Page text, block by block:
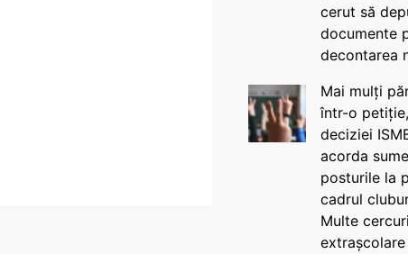
cerut să
documente
decontarea
Mai mulți
într-o
deciziei
acorda
posturile la
cadrul
Multe